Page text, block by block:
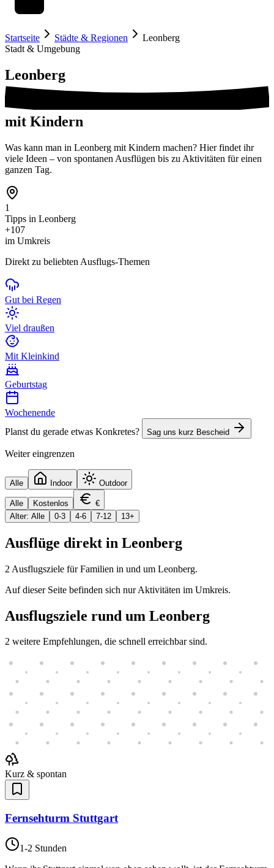
Startseite Städte & Regionen
Leonberg
Stadt & Umgebung
Leonberg
mit Kindern
Was kann man in Leonberg mit Kindern machen? Hier findet ihr
viele Ideen – von spontanen Ausflügen bis zu Aktivitäten für einen
ganzen Tag.
1
Tipps in Leonberg
+107
im Umkreis
Direkt zu beliebten Ausflugs-Themen
Gut bei Regen
Viel draußen
Mit Kleinkind
Geburtstag
Wochenende
Planst du gerade etwas Konkretes?
Sag uns kurz Bescheid
Weiter eingrenzen
Alle Indoor Outdoor
Alle Kostenlos
€
Alter: Alle
0-3 4-6 7-12 13+
Ausflüge direkt in Leonberg
2 Ausflugsziele für Familien in und um Leonberg.
Auf dieser Seite befinden sich nur Aktivitäten im Umkreis.
Ausflugsziele rund um Leonberg
2 weitere Empfehlungen, die schnell erreichbar sind.
Kurz & spontan
Fernsehturm Stuttgart
1-2 Stunden